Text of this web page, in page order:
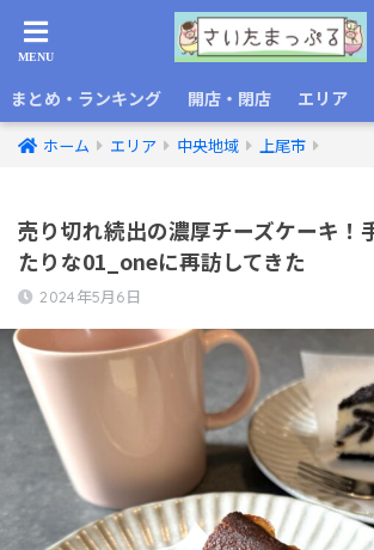
まとめ・ランキング 開店・閉店 エリア
ホーム エリア 中央地域 上尾市
売り切れ続出の濃厚チーズケーキ！
たりな01_oneに再訪してきた
2024年5月6日